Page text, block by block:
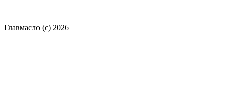
Главмасло (с) 2026